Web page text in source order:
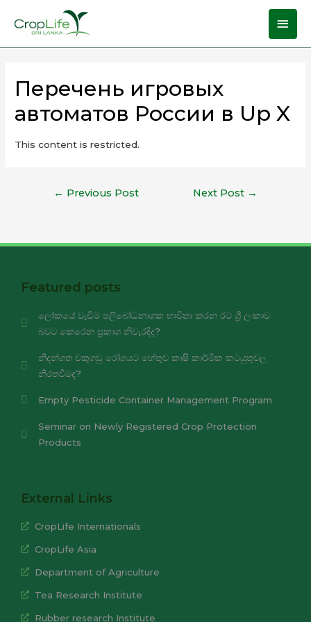
Перечень игровых
автоматов России в Up X
This content is restricted.
← Previous Post Next Post →
Featured posts
ලෝකයේ වැඩිම පලිබෝධනාශක භාවිතා කරන රට ශ්‍රී ලංකාව
බවට කෙරෙන ප්‍රකාශ නිවැරදිද?
නිදන්ගත වකුගඩු රෝගයට හේතුව කෘෂි කාර්මික කටයුතුවල
නිරතවීමද?
Empty Pesticide Container Management Program
Seminar on Newly Registered Crop Protection
Products
External Links
CropLife Internationals
CropLife Asia
Department of Agriculture
Tea Research Institute
Rubber research Institute